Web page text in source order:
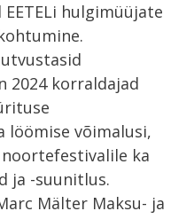
hulgimüüjate
2024 korraldajad
löömise võimalusi,
ka
ja -suunitlus.
Mälter Maksu- ja